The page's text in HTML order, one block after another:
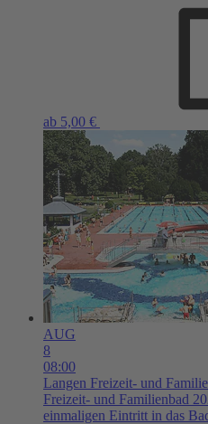
ab 5,00 €
AUG
8
08:00
Langen Freizeit- und
Freizeit- und Familienbad
einmaligen Eintritt in das